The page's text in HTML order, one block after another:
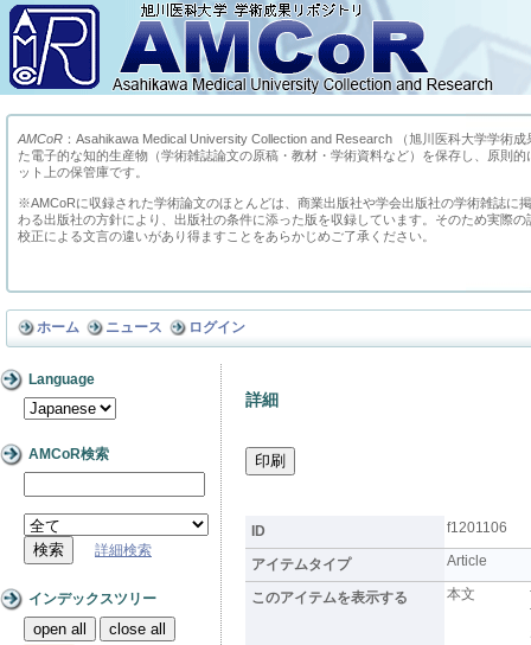
AMCoR ：Asahikawa Medical University Collection and Research （旭川医科大学学術
た電子的な知的生産物（学術雑誌論文の原稿・教材・学術資料など）を保存し、原則
ット上の保管庫です。
※AMCoRに収録された学術論文のほとんどは、商業出版社や学会出版社の学術雑誌に
わる出版社の方針により、出版社の条件に添った版を収録しています。そのため実際
校正による文言の違いがあり得ますことをあらかじめご了承ください。
ホーム ニュース ログイン
Language
AMCoR検索
詳細検索
インデックスツリー
open all close all
詳細
ID f1201106
アイテムタイプ Article
このアイテムを表示する 本文